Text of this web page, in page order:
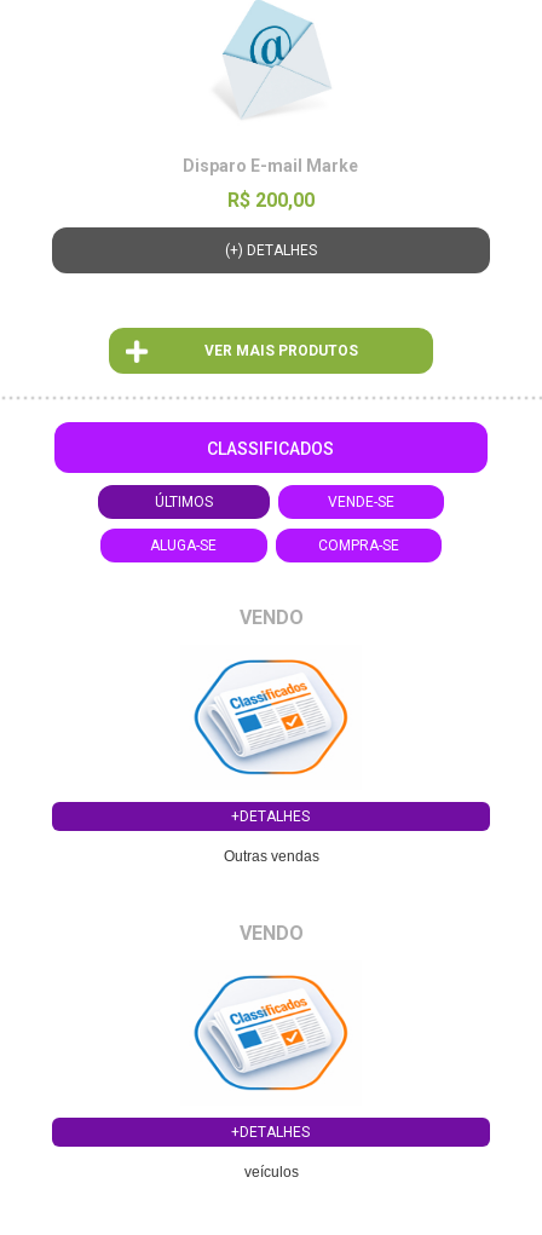
Disparo E-mail Marke
R$ 200,00
(+) DETALHES
VER MAIS PRODUTOS
CLASSIFICADOS
ÚLTIMOS VENDE-SE
ALUGA-SE COMPRA-SE
VENDO
+DETALHES
Outras vendas
VENDO
+DETALHES
veículos